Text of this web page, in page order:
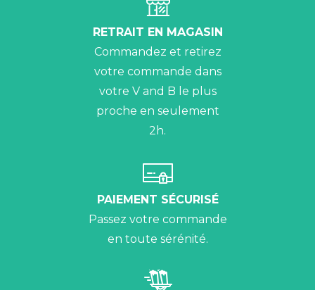
RETRAIT EN MAGASIN
Commandez et retirez
votre commande dans
votre V and B le plus
proche en seulement
2h.
PAIEMENT SÉCURISÉ
Passez votre commande
en toute sérénité.